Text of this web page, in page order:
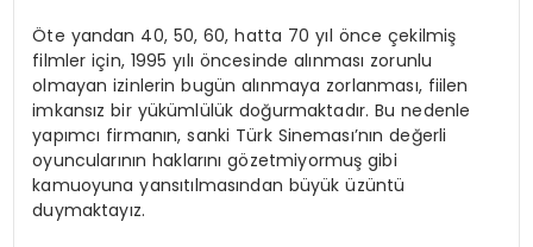
Öte yandan 40, 50, 60, hatta 70 yıl önce çekilmiş
filmler için, 1995 yılı öncesinde alınması zorunlu
olmayan izinlerin bugün alınmaya zorlanması, fiilen
imkansız bir yükümlülük doğurmaktadır. Bu nedenle
yapımcı firmanın, sanki Türk Sineması’nın değerli
oyuncularının haklarını gözetmiyormuş gibi
kamuoyuna yansıtılmasından büyük üzüntü
duymaktayız.